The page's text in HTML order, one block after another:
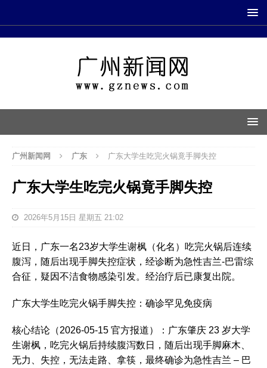
广州新闻网 广东 广东大学生吃完火锅竟手脚失控
广东大学生吃完火锅竟手脚失控
2026年5月15日 星期五 21:02
近日，广东一名23岁大学生谢枫（化名）吃完火锅后连续
腹泻，随后出现手脚失控症状，经诊断为急性吉兰-巴雷综
合征，疑因不洁食物感染引发。经治疗后已康复出院。‌‌
广东大学生吃完火锅手脚失控：确诊罕见免疫病
核心结论（2026-05-15 官方报道）：广东肇庆 23 岁大学
生谢枫，吃完火锅后持续腹泻数日，随后出现手脚麻木、
无力、失控，无法走路、拿筷，最终确诊为急性吉兰 – 巴